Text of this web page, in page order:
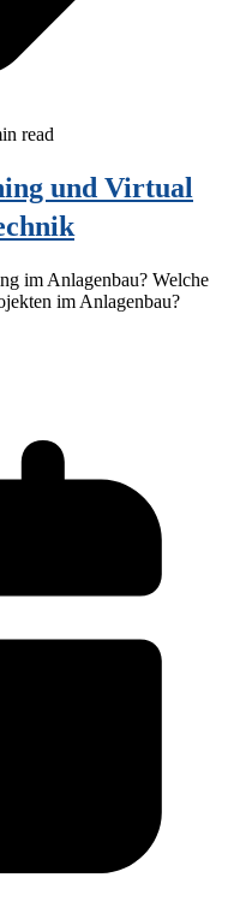
read
und Virtual
im Anlagenbau? Welche
im Anlagenbau?